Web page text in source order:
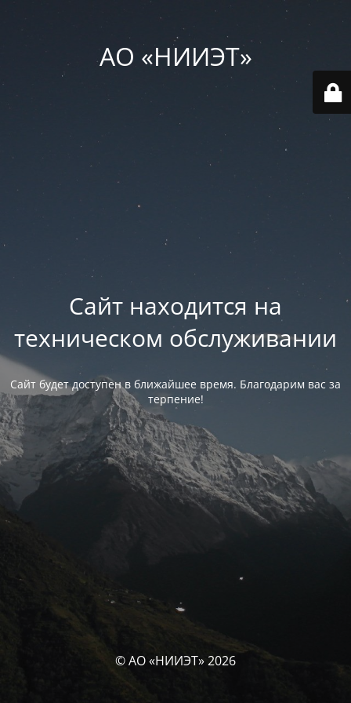
АО «НИИЭТ»
Сайт находится на
техническом обслуживании
Сайт будет доступен в ближайшее время. Благодарим вас за
терпение!
© АО «НИИЭТ» 2026